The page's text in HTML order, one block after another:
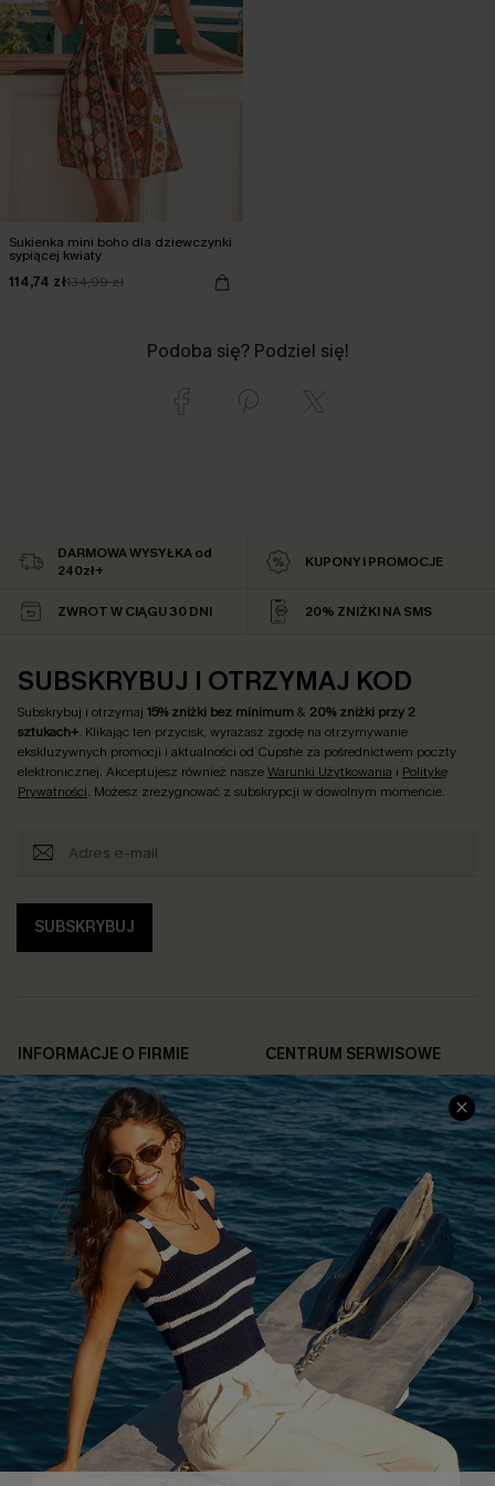
Sukienka mini boho dla dziewczynki
sypiącej kwiaty
114,74 zł134,99 zł
Podoba się? Podziel się!
DARMOWA WYSYŁKA od
240zł+
KUPONY I PROMOCJE
ZWROT W CIĄGU 30 DNI 20% ZNIŻKI NA SMS
SUBSKRYBUJ I OTRZYMAJ KOD
Subskrybuj i otrzymaj 15% zniżki bez minimum& 20% zniżki przy 2
sztukach+. Klikając ten przycisk, wyrażasz zgodę na otrzymywanie
ekskluzywnych promocji i aktualności od Cupshe za pośrednictwem poczty
elektronicznej. Akceptujesz również naszeWarunki Użytkowania i Politykę
Prywatności. Możesz zrezygnować z subskrypcji w dowolnym momencie.
SUBSKRYBUJ
INFORMACJE O FIRMIE
O NAS
Opinie Klientów
Polityka Prywatności
Warunki & Zasady
Łańcuch Dostaw Cupshe
20% Zniżki na SMS
CENTRUM SERWISOWE
Informacje o Wysyłce
Jak Śledzić
Polityka Zwrotów
Rozpocznij Zwrot
Informacje o Rozmiarach
FAQS
Kontakt z Nami
POPULARNA KOLEKCJA
Nowości